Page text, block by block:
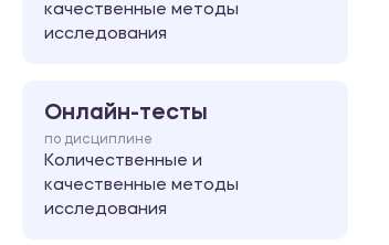
качественные методы
исследования
Онлайн-тесты
по дисциплине
Количественные и
качественные методы
исследования